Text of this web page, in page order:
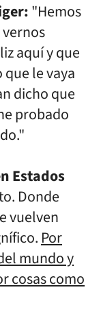
"Hemos
aquí y que
le vaya
dicho que
probado
Estados
Donde
vuelven
Por
mundo y
cosas como